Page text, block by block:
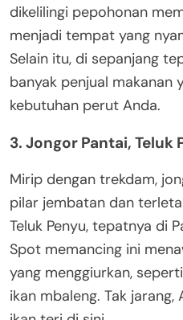
dikelilingi pepohonan
menjadi tempat yang
Selain itu, di sepanjang
banyak penjual makanan
kebutuhan perut Anda.
3. Jongor Pantai, Teluk
Mirip dengan trekdam,
pilar jembatan dan
Teluk Penyu, tepatnya di
Spot memancing ini
yang menggiurkan,
ikan mbaleng. Tak